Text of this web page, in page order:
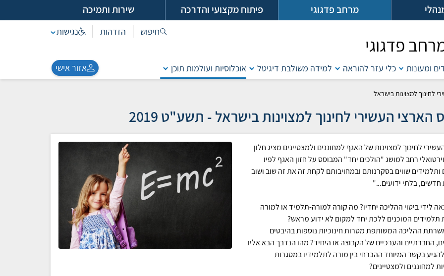
מרחב פדגוגי פיתוח מקצועי והדרכה שירות ותמיכה
פדגוגי
חיפוש הזדהות נגישות
ומעונות כלי עזר להוראה למידה משולבת דיגיטל אוכלוסיות ועולמות תוכן אזור אישי
לחינוך למצוינות בישראל
הארצי העשירי לחינוך למצוינות בישראל - תשע"ט 2019
לחינוך למצוינות של האגף למחוננים ולמצטיינים מציג חלון
רחב למושג "הולכים יחד" המבוסס על חזון האגף לפיו
ותלמידים שווים בסקרנותם ובמחויבותם לקחת זה את זה שוב ושוב
בלתי ידועים..."
לידי ביטוי ההליכה יחדיו? מה קורה למורה-תלמיד או למורה
תלמידים המוכנים ללכת יחד למקום לא ידוע מראש?
ההליכה המשותפת מטרות חינוכיות נוספות בהיבטים
החברתיים והערכיים של הקבוצה או היחיד? מהו הנדבך הבא אליו
בקשר המיוחד ההכרחי בין מורה לתלמידיו במסגרות
למחוננים ולמצטיינים?